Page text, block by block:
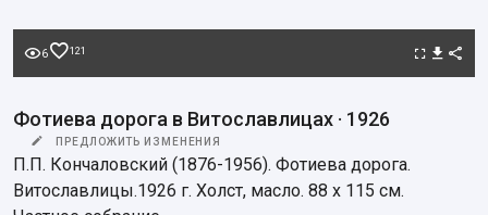
6 121
Фотиева дорога в Витославлицах · 1926
ПРЕДЛОЖИТЬ ИЗМЕНЕНИЯ
П.П. Кончаловский (1876-1956). Фотиева дорога.
Витославлицы.1926 г. Холст, масло. 88 х 115 см.